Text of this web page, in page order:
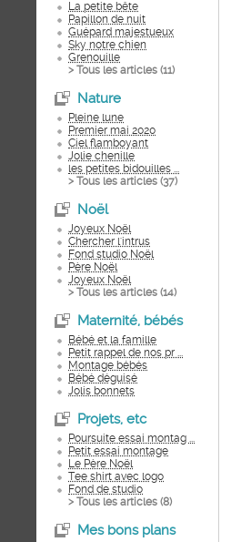
La petite bête
Papillon de nuit
Guépard majestueux
Sky notre chien
Grenouille
> Tous les articles (11)
Nature
Pleine lune
Premier mai 2020
Ciel flamboyant
Jolie chenille
les petites bidouilles ...
> Tous les articles (37)
Noël
Joyeux Noël
Chercher l'intrus
Fond studio Noël
Père Noël
Joyeux Noël
> Tous les articles (14)
Maternité, bébés
Bébé et la famille
Petit rappel de nos pr ...
Montage bébés
Bébé déguisé
Jolis bonnets
Projets, etc
Poursuite essai montag ...
Petit essai montage
Le Père Noël
Tee shirt avec logo
Fond de studio
> Tous les articles (8)
Mes bons plans